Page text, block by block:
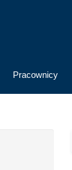
Pracownicy